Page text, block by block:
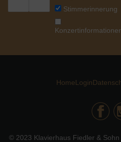
Stimmerinnerung
HomeLogin
© 2023 Klavierhaus Fiedler &